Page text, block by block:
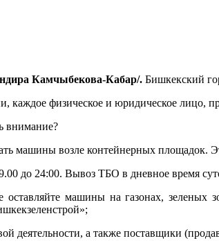
Камчыбекова-Кабар/. Бишкекский
каждое физическое и юридическое лицо,
внимание?
машины возле контейнерных площадок.
до 24:00. Вывоз ТБО в дневное время
машины на газонах, зеленых
деятельности, а также поставщики